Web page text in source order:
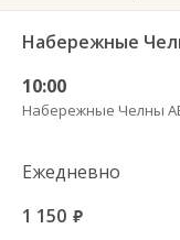
10:00
Набережные Челны
Ежедневно
1 150 руб.